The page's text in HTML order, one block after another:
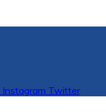
Instagram Twitter